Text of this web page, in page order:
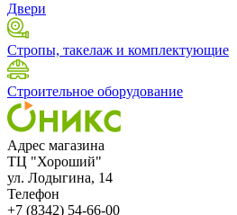
Двери
Стропы, такелаж и комплектующие
Строительное оборудование
Адрес магазина
ТЦ "Хороший"
ул. Лодыгина, 14
Телефон
+7 (8342) 54-66-00